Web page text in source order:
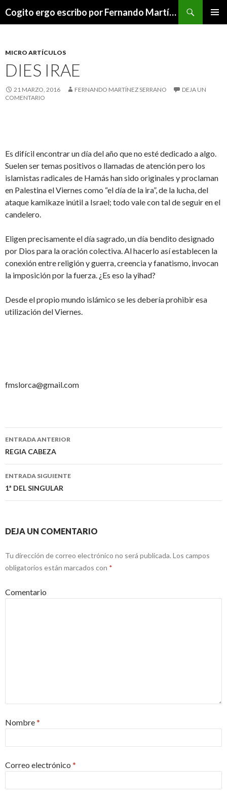
Cogito ergo escribo por Fernando Martínez Serrano
MICRO ARTÍCULOS
DIES IRAE
21 MARZO, 2016 FERNANDO MARTÍNEZ SERRANO
DEJA UN
COMENTARIO
Es difícil encontrar un día del año que no esté dedicado a algo.
Suelen ser temas positivos o llamadas de atención pero los
islamistas radicales de Hamás han sido originales y proclaman
en Palestina el Viernes como “el día de la ira”, de la lucha, del
ataque kamikaze inútil a Israel; todo vale con tal de seguir en el
candelero.
Eligen precisamente el día sagrado, un día bendito designado
por Dios para la oración colectiva. Al hacerlo así establecen la
conexión entre religión y guerra, creencia y fanatismo, invocan
la imposición por la fuerza. ¿Es eso la yihad?
Desde el propio mundo islámico se les debería prohibir esa
utilización del Viernes.
fmslorca@gmail.com
Navegación
de
entradas
ENTRADA ANTERIOR
REGIA CABEZA
ENTRADA SIGUIENTE
1ª DEL SINGULAR
DEJA UN COMENTARIO
Tu dirección de correo electrónico no será publicada. Los campos
obligatorios están marcados con *
Comentario
Nombre*
Correo electrónico *